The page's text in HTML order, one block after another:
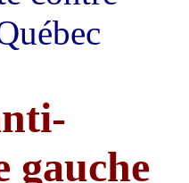
gauche